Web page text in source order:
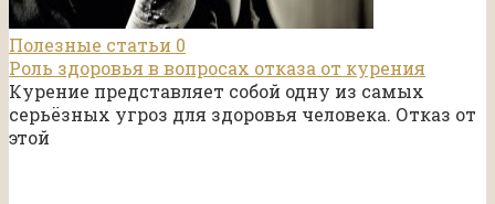
Полезные статьи 0
Роль здоровья в вопросах отказа от курения
Курение представляет собой одну из самых
серьёзных угроз для здоровья человека. Отказ от
этой